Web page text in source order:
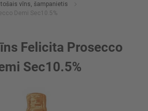
vīns, šampanietis
Demi Sec10.5%
Felicita Prosecco
Sec10.5%